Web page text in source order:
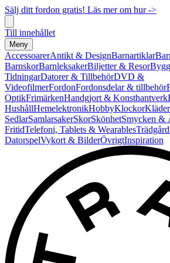
Sälj ditt fordon gratis! Läs mer om hur ->
Till innehållet
Meny
AccessoarerAntikt & DesignBarnartiklar
BarnskorBarnleksakerBiljetter & Resor
TidningarDatorer & TillbehörDVD &
VideofilmerFordonFordonsdelar & tillbehör
OptikFrimärkenHandgjort & Konsthantverk
HushållHemelektronikHobbyKlockorKläder
SedlarSamlarsakerSkorSkönhetSmycken &
FritidTelefoni, Tablets & Wearables
DatorspelVykort & BilderÖvrigtInspiration